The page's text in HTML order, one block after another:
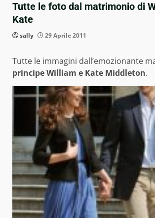
Tutte le foto dal matrimonio di
Kate
sally 29 Aprile 2011
Tutte le immagini dall’emozionante
principe William e Kate Middleton.